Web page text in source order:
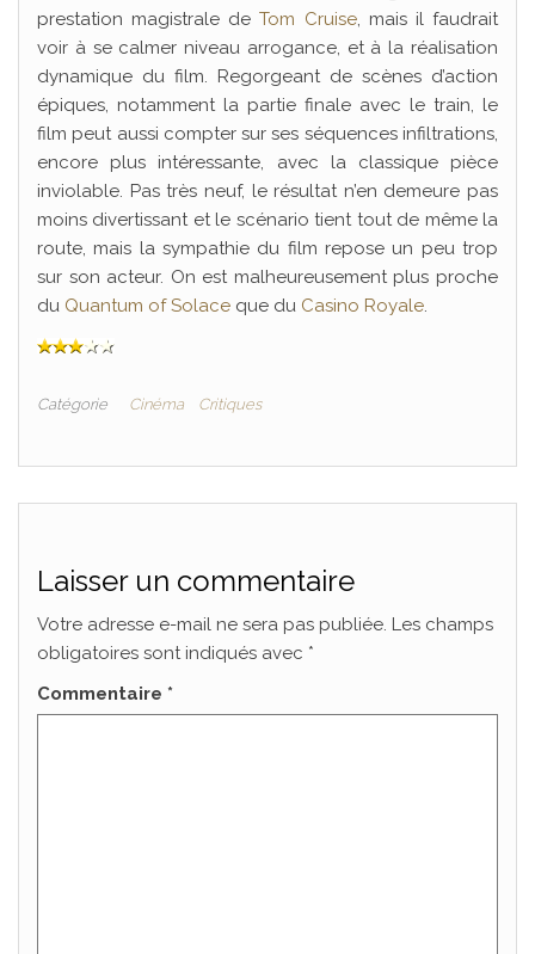
prestation magistrale deTom Cruise, mais il faudrait
voir à se calmer niveau arrogance, et à la réalisation
dynamique du film. Regorgeant de scènes d’action
épiques, notamment la partie finale avec le train, le
film peut aussi compter sur ses séquences infiltrations,
encore plus intéressante, avec la classique pièce
inviolable. Pas très neuf, le résultat n’en demeure pas
moins divertissant et le scénario tient tout de même la
route, mais la sympathie du film repose un peu trop
sur son acteur. On est malheureusement plus proche
du Quantum of Solace que du Casino Royale.
Catégorie Cinéma Critiques
Laisser un commentaire
Votre adresse e-mail ne sera pas publiée. Les champs
obligatoires sont indiqués avec *
Commentaire *